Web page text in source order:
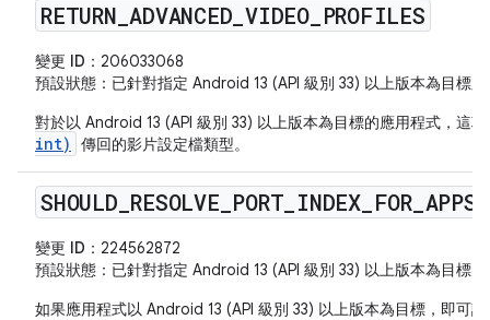
RETURN ADVANCED VIDEO_ PROFILES
變更 ID： 206033068
預設狀態 ：已針對指定 Android 13 (API 級別 33) 以上版本為目標
對於以 Android 13 (API 級別 33) 以上版本為目標的應用程式，這
int) 傳回的影片設定檔類型。
SHOULD RESOLVE PORT INDEX_ FOR_ APPS
變更 ID： 224562872
預設狀態 ：已針對指定 Android 13 (API 級別 33) 以上版本為目標
如果應用程式以 Android 13 (API 級別 33) 以上版本為目標，即可